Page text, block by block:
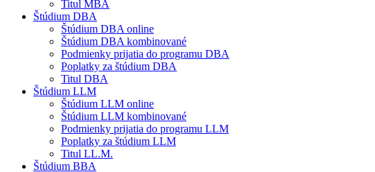
Titul MBA
Štúdium DBA
Štúdium DBA online
Štúdium DBA kombinované
Podmienky prijatia do programu DBA
Poplatky za štúdium DBA
Titul DBA
Štúdium LLM
Štúdium LLM online
Štúdium LLM kombinované
Podmienky prijatia do programu LLM
Poplatky za štúdium LLM
Titul LL.M.
Štúdium BBA